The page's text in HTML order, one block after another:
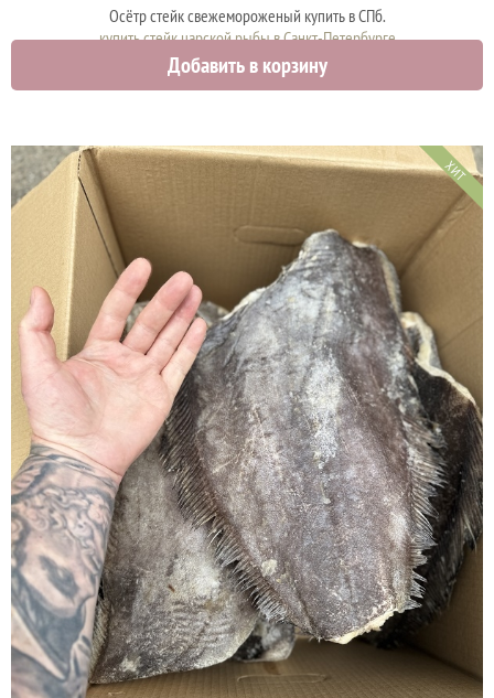
Осётр стейк свежемороженый купить в СПб.
купить стейк царской рыбы в Санкт-Петербурге
3700 руб.
Добавить в корзину
ХИТ